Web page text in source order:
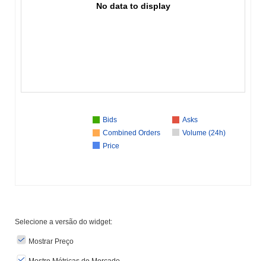
No data to display
Bids
Asks
Combined Orders
Volume (24h)
Price
Selecione a versão do widget:
Mostrar Preço